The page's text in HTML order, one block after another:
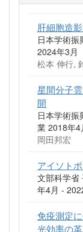
肝細胞造
日本学術
2024年3月
松本 伸行,
星間分子
開
日本学術
業 2018年4
岡田邦宏
アイソト
文部科学省
年4月 -
免疫測定
光効率の